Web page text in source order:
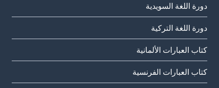
دورة اللغة السويدية
دورة اللغة التركية
كتاب العبارات الألمانية
كتاب العبارات الفرنسية